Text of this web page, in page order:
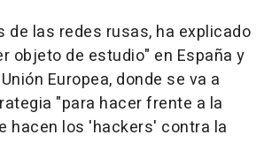
de las redes rusas, ha explicado
objeto de estudio" en España y
Europea, donde se va a
"para hacer frente a la
hacen los 'hackers' contra la